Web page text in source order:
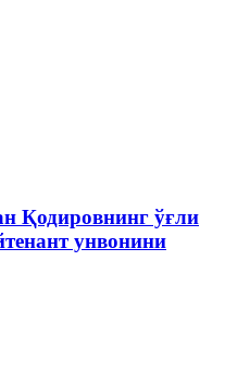
Қодировнинг ўғли
унвонини